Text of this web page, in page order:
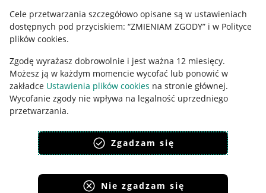
Cele przetwarzania szczegółowo opisane są w ustawieniach
dostępnych pod przyciskiem: “ZMIENIAM ZGODY” i w Polityce
plików cookies.
Zgodę wyrażasz dobrowolnie i jest ważna 12 miesięcy.
Możesz ją w każdym momencie wycofać lub ponowić w
zakładce Ustawienia plików cookies na stronie głównej.
Wycofanie zgody nie wpływa na legalność uprzedniego
przetwarzania.
polityka plików cookies
polityka ochrony prywatności
Zgadzam się
Nie zgadzam się
Informacje dla Aktu o Usługach Cyfrowych
Pobierz aplikację